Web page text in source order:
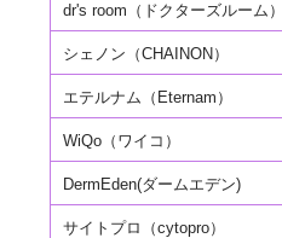
dr's room（ドクターズルーム）
シェノン（CHAINON）
エテルナム（Eternam）
WiQo（ワイコ）
DermEden(ダームエデン)
サイトプロ（cytopro）